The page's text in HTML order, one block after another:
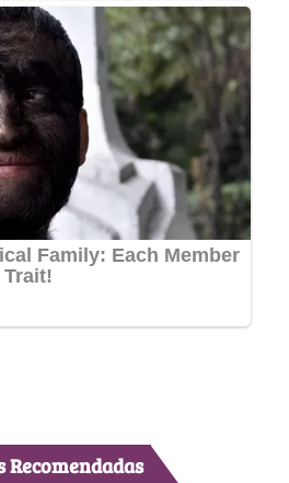
Recomendadas